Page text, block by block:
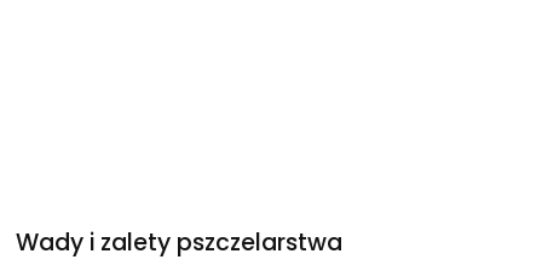
Wady i zalety pszczelarstwa